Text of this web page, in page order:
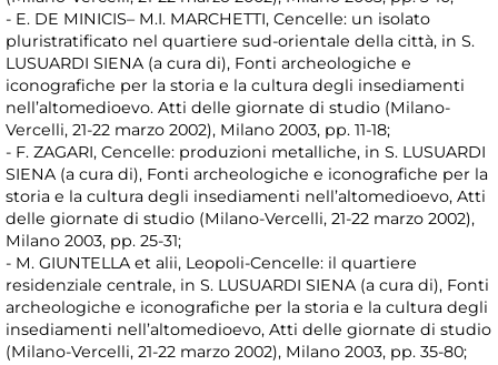
- E. DE MINICIS– M.I. MARCHETTI, Cencelle: un isolato
pluristratificato nel quartiere sud-orientale della città, in S.
LUSUARDI SIENA (a cura di), Fonti archeologiche e
iconografiche per la storia e la cultura degli insediamenti
nell’altomedioevo. Atti delle giornate di studio (Milano-
Vercelli, 21-22 marzo 2002), Milano 2003, pp. 11-18;
- F. ZAGARI, Cencelle: produzioni metalliche, in S. LUSUARDI
SIENA (a cura di), Fonti archeologiche e iconografiche per la
storia e la cultura degli insediamenti nell’altomedioevo, Atti
delle giornate di studio (Milano-Vercelli, 21-22 marzo 2002),
Milano 2003, pp. 25-31;
- M. GIUNTELLA et alii, Leopoli-Cencelle: il quartiere
residenziale centrale, in S. LUSUARDI SIENA (a cura di), Fonti
archeologiche e iconografiche per la storia e la cultura degli
insediamenti nell’altomedioevo, Atti delle giornate di studio
(Milano-Vercelli, 21-22 marzo 2002), Milano 2003, pp. 35-80;